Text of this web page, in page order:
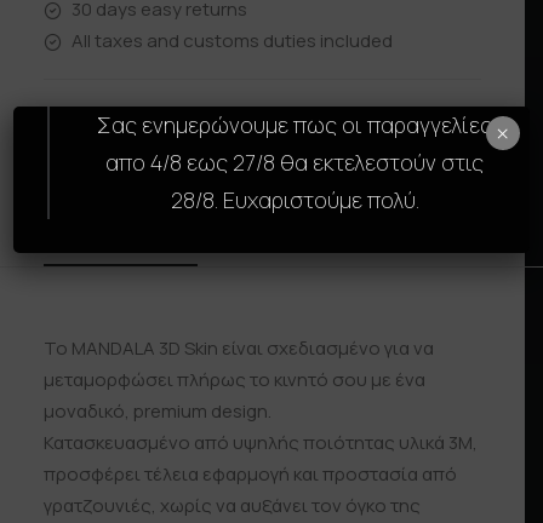
30 days easy returns
All taxes and customs duties included
Το MANDALA 3D Skin είναι σχεδιασμένο για να
μεταμορφώσει πλήρως το κινητό σου με ένα
μοναδικό, premium design.
Κατασκευασμένο από υψηλής ποιότητας υλικά 3M,
προσφέρει τέλεια εφαρμογή και προστασία από
γρατζουνιές, χωρίς να αυξάνει τον όγκο της
Σας ενημερώνουμε πως οι παραγγελίες
απο 4/8 εως 27/8 θα εκτελεστούν στις
28/8. Ευχαριστούμε πολύ.
×